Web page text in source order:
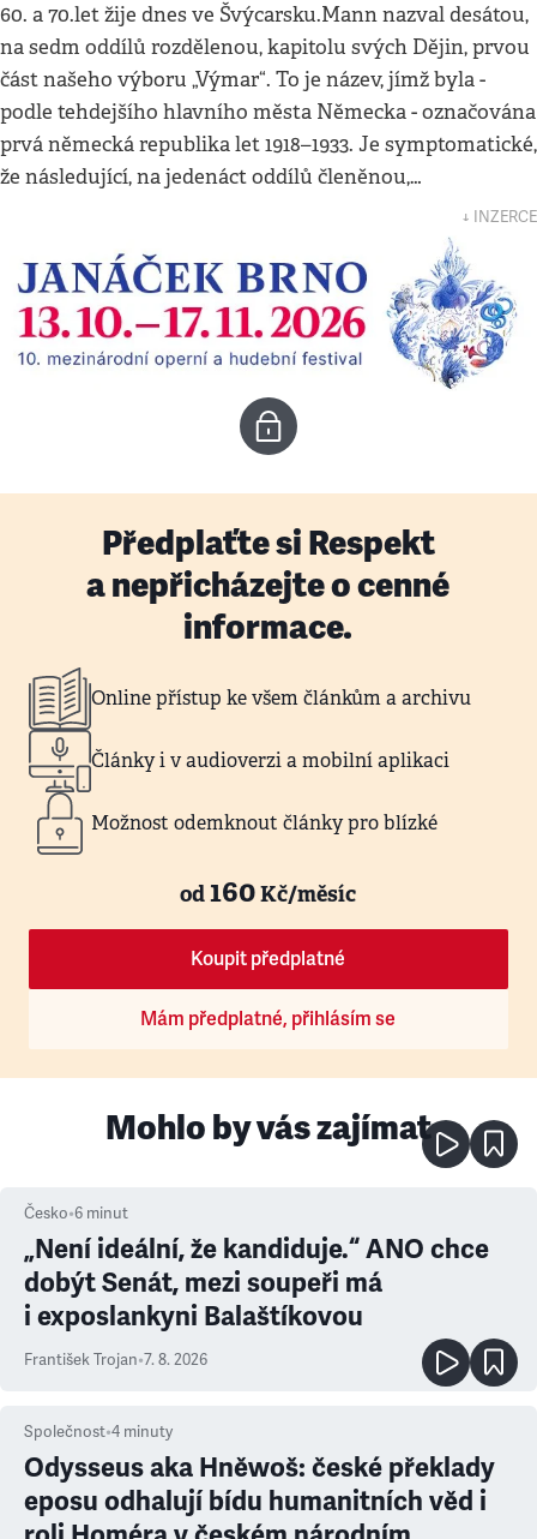
60. a 70.let žije dnes ve Švýcarsku.Mann nazval desátou,
na sedm oddílů rozdělenou, kapitolu svých Dějin, prvou
část našeho výboru „Výmar“. To je název, jímž byla -
podle tehdejšího hlavního města Německa - označována
prvá německá republika let 1918–1933. Je symptomatické,
že následující, na jedenáct oddílů členěnou,…
↓ INZERCE
Předplaťte si Respekt
a nepřicházejte o cenné
informace.
Online přístup ke všem článkům a archivu
Články i v audioverzi a mobilní aplikaci
Možnost odemknout články pro blízké
od160Kč/měsíc
Koupit předplatné
Mám předplatné, přihlásím se
Mohlo by vás zajímat
Česko•6 minut
„Není ideální, že kandiduje.“ ANO chce
dobýt Senát, mezi soupeři má
i exposlankyni Balaštíkovou
František Trojan•7. 8. 2026
Společnost•4 minuty
Odysseus aka Hněwoš: české překlady
eposu odhalují bídu humanitních věd i